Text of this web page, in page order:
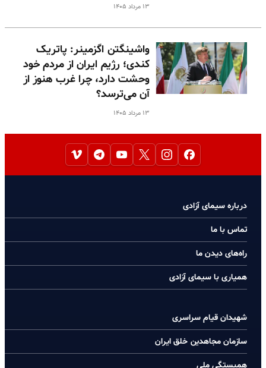
۱۳ مرداد ۱۴۰۵
واشینگتن اگزمینر: پاتریک
کندی؛ رژیم ایران از مردم خود
وحشت دارد، چرا غرب هنوز از
آن می‌ترسد؟
۱۳ مرداد ۱۴۰۵
درباره سیمای آزادی
تماس با ما
راه‌های دیدن ما
همیاری با سیمای آزادی
شهیدان قیام سراسری
سازمان مجاهدین خلق ایران
همبستگی ملی